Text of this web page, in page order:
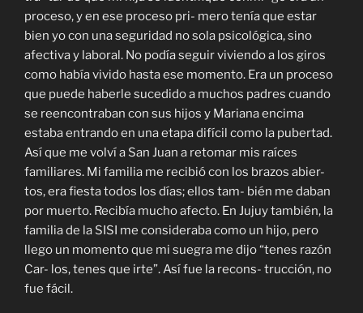
proceso, y en ese proceso pri- mero tenía que estar
bien yo con una seguridad no sola psicológica, sino
afectiva y laboral. No podía seguir viviendo a los giros
como había vivido hasta ese momento. Era un proceso
que puede haberle sucedido a muchos padres cuando
se reencontraban con sus hijos y Mariana encima
estaba entrando en una etapa difícil como la pubertad.
Así que me volví a San Juan a retomar mis raíces
familiares. Mi familia me recibió con los brazos abier-
tos, era fiesta todos los días; ellos tam- bién me daban
por muerto. Recibía mucho afecto. En Jujuy también, la
familia de la SISI me consideraba como un hijo, pero
llego un momento que mi suegra me dijo “tenes razón
Car- los, tenes que irte”. Así fue la recons- trucción, no
fue fácil.